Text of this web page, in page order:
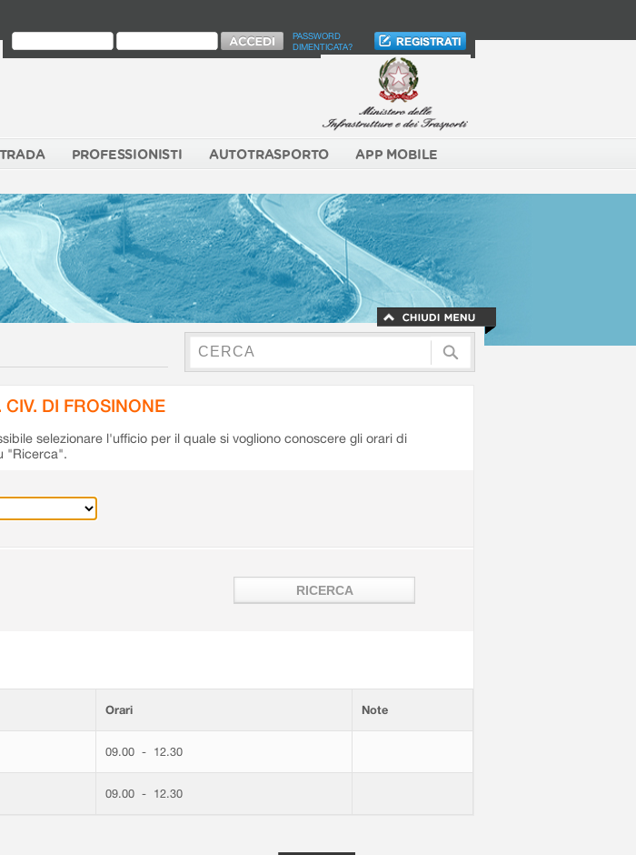
PASSWORD
DIMENTICATA?
PROFESSIONISTI AUTOTRASPORTO APP MOBILE
DI FROSINONE
selezionare l'ufficio per il quale si vogliono conoscere gli orari di
"Ricerca".
Orari Note
09.00 - 12.30
09.00 - 12.30